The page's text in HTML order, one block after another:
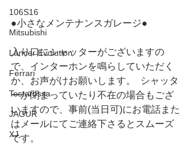
106S16
Mitsubishi
Lancer Evolution
Ferrari
Testarossa
JAGUR
XJ
●小さなメンテナンスガレージ●
入り口にシャッターがございますの
で、インターホンを鳴らしていただく
か、お声がけお願いします。  シャッタ
ーが閉まっていたり不在の場合もござ
いますので、事前(当日可)にお電話また
はメールにてご連絡下さるとスムーズ
です。